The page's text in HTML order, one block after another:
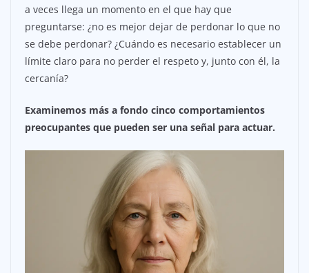
a veces llega un momento en el que hay que
preguntarse: ¿no es mejor dejar de perdonar lo que no
se debe perdonar? ¿Cuándo es necesario establecer un
límite claro para no perder el respeto y, junto con él, la
cercanía?
Examinemos más a fondo cinco comportamientos
preocupantes que pueden ser una señal para actuar.